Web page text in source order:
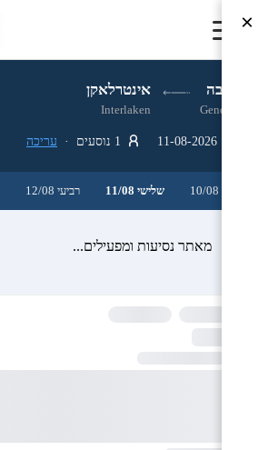
ז'נבה אינטרלאקן
Geneva
Interlaken
עריכה
שלישי 11/08 רביעי 12/08
מאתר נסיעות ומפעילים...
×